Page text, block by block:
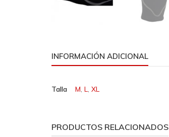
INFORMACIÓN ADICIONAL
Talla M, L, XL
PRODUCTOS RELACIONADOS